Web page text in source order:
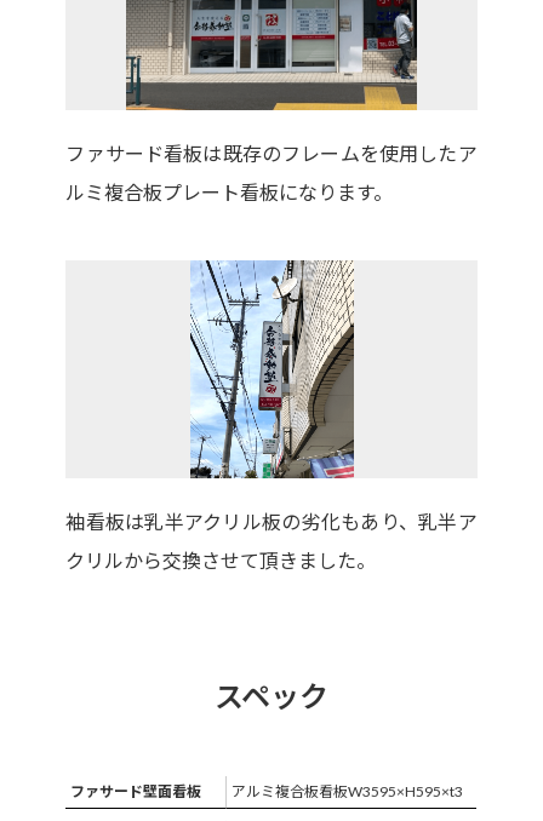
ファサード看板は既存のフレームを使用したア
ルミ複合板プレート看板になります。
袖看板は乳半アクリル板の劣化もあり、乳半ア
クリルから交換させて頂きました。
スペック
ファサード壁面看板 アルミ複合板看板W3595×H595×t3